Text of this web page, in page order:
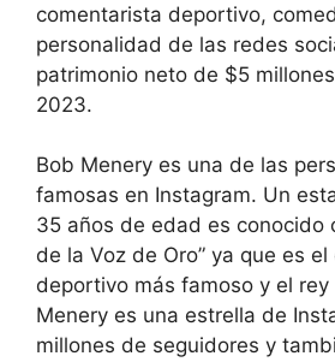
comentarista deportivo,
personalidad de las redes
patrimonio neto de $5
2023.
Bob Menery es una de las
famosas en Instagram. Un
35 años de edad es conocido
de la Voz de Oro” ya que es
deportivo más famoso y el
Menery es una estrella de
millones de seguidores y